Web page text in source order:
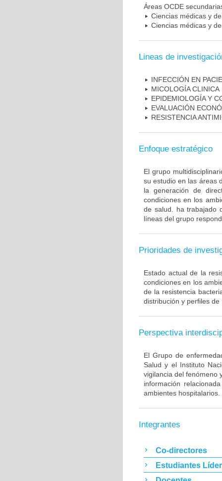
Áreas OCDE
Ciencias médicas y
Ciencias médicas y
Lineas de
INFECCIÓN EN
MICOLOGÍA CLINICA
EPIDEMIOLOGÍA Y
EVALUACIÓN
RESISTENCIA
Enfoque estratégico
El grupo
su estudio en las áreas
la generación de
condiciones en los
de salud. ha trabajado
líneas del grupo
Prioridades de
Estado actual de la
condiciones en los
de la resistencia
distribución y perfiles de
Perspectiva
El Grupo de
Salud y el Instituto
vigilancia del fenómeno
información
ambientes hospitalarios.
Integrantes
Co-directores
Estudiantes